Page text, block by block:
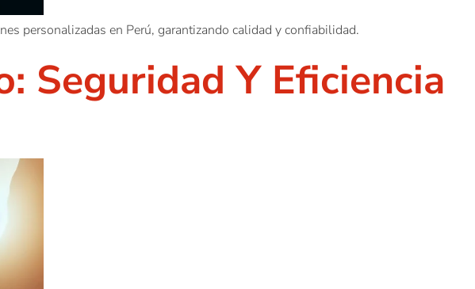
personalizadas en Perú, garantizando calidad y confiabilidad.
Seguridad Y Eficiencia